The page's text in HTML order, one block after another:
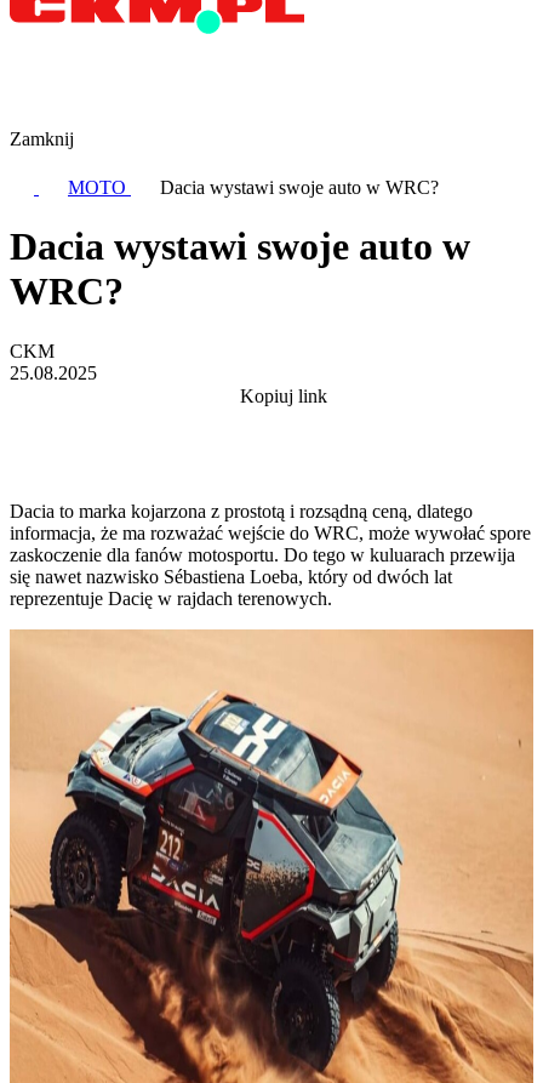
Zamknij
MOTO Dacia wystawi swoje auto w WRC?
Dacia wystawi swoje auto w
WRC?
CKM
25.08.2025
Kopiuj link
Dacia to marka kojarzona z prostotą i rozsądną ceną, dlatego
informacja, że ma rozważać wejście do WRC, może wywołać spore
zaskoczenie dla fanów motosportu. Do tego w kuluarach przewija
się nawet nazwisko Sébastiena Loeba, który od dwóch lat
reprezentuje Dacię w rajdach terenowych.